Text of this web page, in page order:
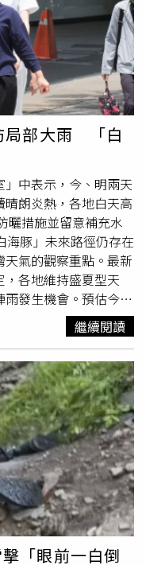
地晴朗炎熱、北部及
部以北午後亦有局部
15日）西南風減弱、
降雨。（圖／翻攝
仍有出現極端高溫的
日），隨著颱風遠
面有局部短暫陣雨或
大致維持晴朗炎熱，
率，北部及東南部須
）西南風帶來的水氣
局部降雨機會。根據
潛勢預測，第13號颱
，雖然強度正緩慢減
，通過琉球附近海
減慢，並逐漸轉向北
吳德榮指出，歐洲中
模式顯示，颱風後續
或是在進入東海後即
度。若颱風路徑偏
北轉，影響則較為有
宋島西方海面的熱帶低
魚」。吳德榮表示，
）日登陸呂宋島後即
短命颱」，對台灣影
局部大雨 「白
中表示，今、明兩天
朗炎熱，各地白天高
曬措施並留意補充水
海豚」未來路徑仍存在
氣的觀察重點。最新
各地維持盛夏型天
發生機會。預估今天
部24至36度，南部23
出，週四台灣附近將
局部短暫降雨機率，
平地也可能受到影
外圍環流接近影響，
局部短暫陣雨增多，
的可能，氣溫略為下
現極端高溫的機率，
週四，隨著颱風逐漸
迎風面有局部短暫陣
，北部及東南部仍須
仍有局部雷陣雨發生
央氣象署4日凌晨2時
繼續閱讀
「眼前一白倒